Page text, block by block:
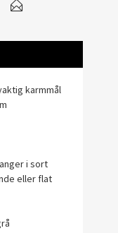
karmmål
i sort
eller flat